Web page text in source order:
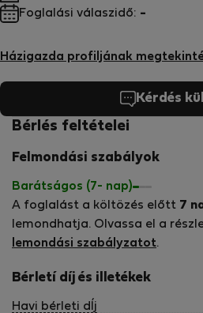
Házigazda profiljának
Foglalási válaszidő: -
Kérdés
Bérlés feltételei
Felmondási szabályok
Barátságos (7- nap)
A foglalást a költözés előtt 7
lemondhatja. Olvassa el a
lemondási szabályzatot.
Bérletí díj és illetékek
Havi bérleti dÍj